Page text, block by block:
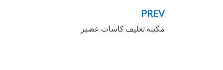
تصفّح
المقالات
PREV
مكينة تغليف كاسات عصير